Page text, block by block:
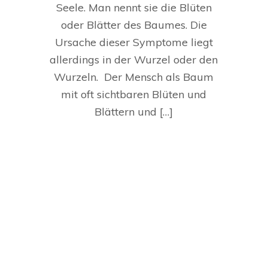
Seele. Man nennt sie die Blüten
oder Blätter des Baumes. Die
Ursache dieser Symptome liegt
allerdings in der Wurzel oder den
Wurzeln. Der Mensch als Baum
mit oft sichtbaren Blüten und
Blättern und […]